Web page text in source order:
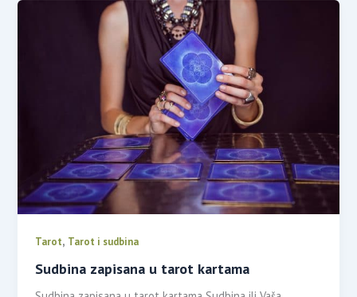
Tarot, Tarot i sudbina
Sudbina zapisana u tarot kartama